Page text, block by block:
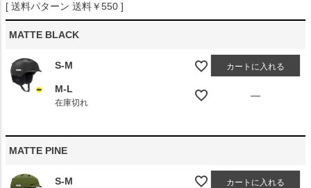
送料パターン 送料￥550
MATTE BLACK
S-M カートに入れる
M-L
在庫切れ
—
MATTE PINE
S-M カートに入れる